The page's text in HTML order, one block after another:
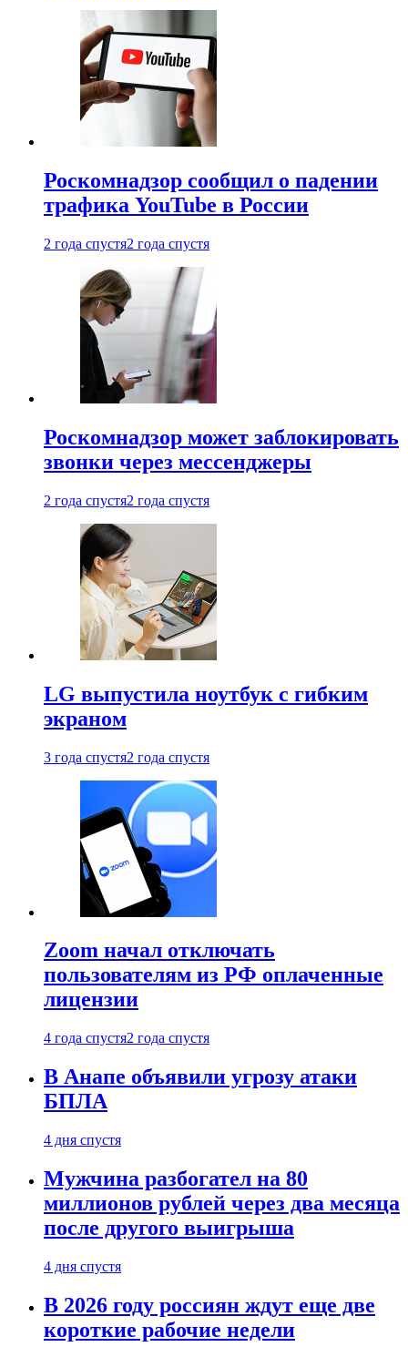
Роскомнадзор сообщил о падении
трафика YouTube в России
2 года спустя2 года спустя
Роскомнадзор может заблокировать
звонки через мессенджеры
2 года спустя2 года спустя
LG выпустила ноутбук с гибким
экраном
3 года спустя2 года спустя
Zoom начал отключать
пользователям из РФ оплаченные
лицензии
4 года спустя2 года спустя
В Анапе объявили угрозу атаки
БПЛА
4 дня спустя
Мужчина разбогател на 80
миллионов рублей через два месяца
после другого выигрыша
4 дня спустя
В 2026 году россиян ждут еще две
короткие рабочие недели